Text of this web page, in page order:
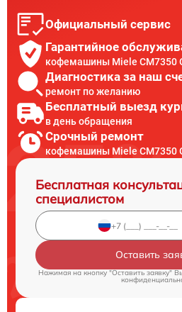
Официальный сервис
Гарантийное
кофемашины Miele CM7350
Диагностика за наш
ремонт по желанию
Бесплатный выезд
в день обращения
Срочный ремонт
кофемашины Miele CM7350
Бесплатная
специалистом
Оставить
Нажимая на кнопку "Оставить заявку"